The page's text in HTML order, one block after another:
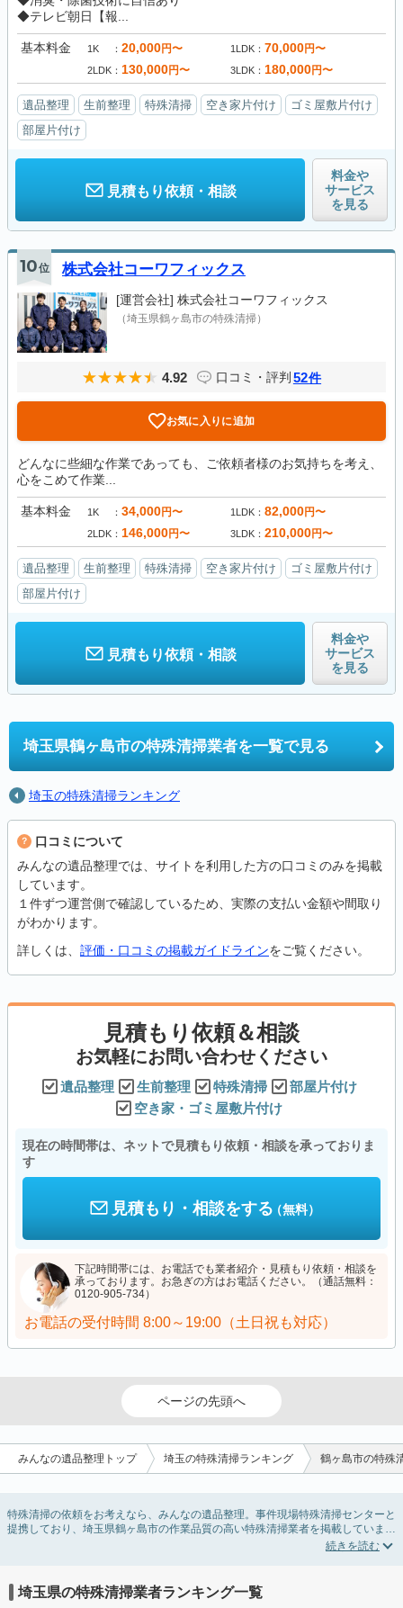
◆テレビ朝日【報...
基本料金 1K 20,000円〜 1LDK 70,000円〜
2LDK 130,000円〜 3LDK 180,000円〜
遺品整理 生前整理 特殊清掃 空き家片付け
ゴミ屋敷片付け
部屋片付け
見積もり依頼・相談
料金や
サービス
を見る
10位 株式会社コーワフィックス
[運営会社] 株式会社コーワフィックス
（埼玉県鶴ヶ島市の特殊清掃）
4.92 口コミ・評判 52件
お気に入りに追加
どんなに些細な作業であっても、ご依頼者様のお気持ちを考え、
心をこめて作業...
基本料金 1K 34,000円〜 1LDK 82,000円〜
2LDK 146,000円〜 3LDK 210,000円〜
遺品整理 生前整理 特殊清掃 空き家片付け
ゴミ屋敷片付け
部屋片付け
見積もり依頼・相談
料金や
サービス
を見る
埼玉県鶴ヶ島市の特殊清掃業者を一覧で見る
埼玉の特殊清掃ランキング
口コミについて
みんなの遺品整理では、サイトを利用した方の口コミのみを掲載
しています。
１件ずつ運営側で確認しているため、実際の支払い金額や間取り
がわかります。
詳しくは、 評価・口コミの掲載ガイドラインをご覧ください。
見積もり依頼＆相談
お気軽にお問い合わせください
遺品整理 生前整理 特殊清掃
部屋片付け
空き家・ゴミ屋敷片付け
現在の時間帯は、ネットで見積もり依頼・相談を承っておりま
す
見積もり・相談をする（無料）
下記時間帯には、お電話でも業者紹介・見積もり依頼・相談を
承っております。お急ぎの方はお電話ください。（通話無料：
0120-905-734）
お電話の受付時間 8:00～19:00（土日祝も対応）
ページの先頭へ
みんなの遺品整理トップ 埼玉の特殊清掃ランキング 鶴ヶ島市の特殊
特殊清掃の依頼をお考えなら、みんなの遺品整理。事件現場特殊清掃センターと
提携しており、埼玉県鶴ヶ島市の作業品質の高い特殊清掃業者を掲載していま
す。孤独死・孤立死に伴う不用品の処分・回収・引き取りから、事件・事故・自
リフォームによる原状回復・オゾン脱臭機による腐敗臭などの臭いの脱臭・消臭
サービスなど絞り込み条件を利用し検索してみましょう。
埼玉県の特殊清掃業者ランキング一覧